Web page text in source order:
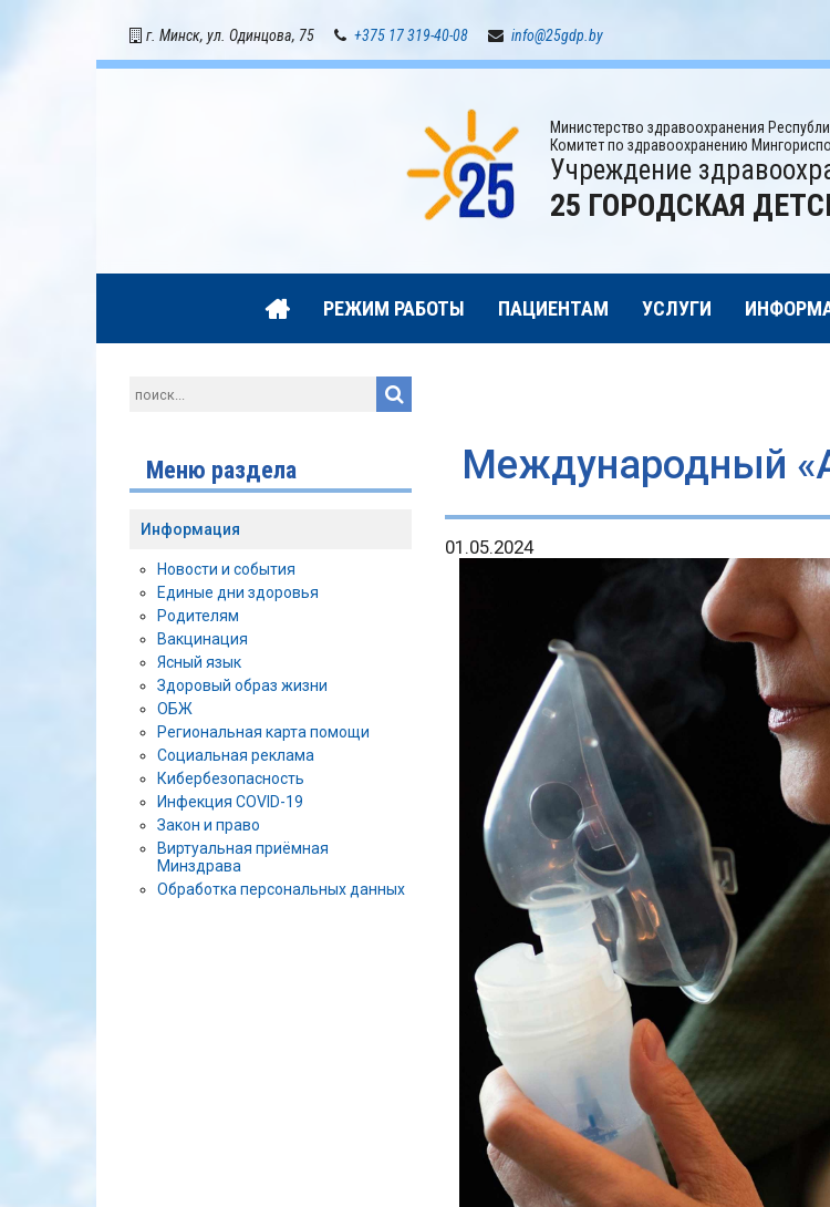
г. Минск, ул. Одинцова, 75 +375 17 319-40-08 info@25gdp.by
Министерство здравоохранения
Комитет по здравоохранению
Учреждение
25 ГОРОДСКАЯ
РЕЖИМ РАБОТЫ ПАЦИЕНТАМ УСЛУГИ
Международный
01.05.2024
Меню раздела
Информация
Новости и события
Единые дни здоровья
Родителям
Вакцинация
Ясный язык
Здоровый образ жизни
ОБЖ
Региональная карта помощи
Социальная реклама
Кибербезопасность
Инфекция COVID-19
Закон и право
Виртуальная приёмная
Минздрава
Обработка персональных данных